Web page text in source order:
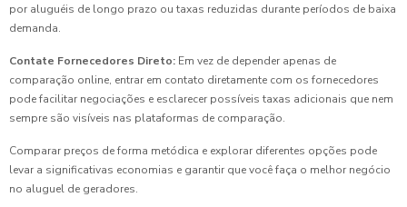
por aluguéis de longo prazo ou taxas reduzidas durante períodos de baixa
demanda.
Contate Fornecedores Direto: Em vez de depender apenas de
comparação online, entrar em contato diretamente com os fornecedores
pode facilitar negociações e esclarecer possíveis taxas adicionais que nem
sempre são visíveis nas plataformas de comparação.
Comparar preços de forma metódica e explorar diferentes opções pode
levar a significativas economias e garantir que você faça o melhor negócio
no aluguel de geradores.